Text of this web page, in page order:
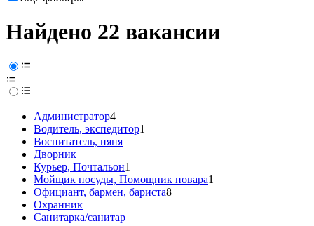
Найдено 22 вакансии
Администратор4
Водитель, экспедитор1
Воспитатель, няня
Дворник
Курьер, Почтальон1
Мойщик посуды, Помощник повара1
Официант, бармен, бариста8
Охранник
Санитарка/санитар